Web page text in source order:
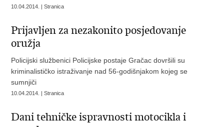
10.04.2014. | Stranica
Prijavljen za nezakonito posjedovanje
oružja
Policijski službenici Policijske postaje Gračac dovršili su
kriminalističko istraživanje nad 56-godišnjakom kojeg se
sumnjiči
10.04.2014. | Stranica
Dani tehničke ispravnosti motocikla i